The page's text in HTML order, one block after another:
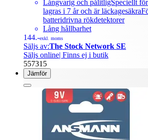
Långvarig och pålitligSpeciellt
lagras i 7 år och är
batteridrivna rökdetektorer
Lång hållbarhet
144.-exkl. moms
Säljs av:The Stock Network SE
Säljs online| Finns ej i butik
557315
Jämför